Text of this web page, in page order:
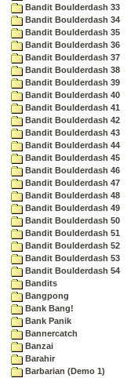
Bandit Boulderdash 33
Bandit Boulderdash 34
Bandit Boulderdash 35
Bandit Boulderdash 36
Bandit Boulderdash 37
Bandit Boulderdash 38
Bandit Boulderdash 39
Bandit Boulderdash 40
Bandit Boulderdash 41
Bandit Boulderdash 42
Bandit Boulderdash 43
Bandit Boulderdash 44
Bandit Boulderdash 45
Bandit Boulderdash 46
Bandit Boulderdash 47
Bandit Boulderdash 48
Bandit Boulderdash 49
Bandit Boulderdash 50
Bandit Boulderdash 51
Bandit Boulderdash 52
Bandit Boulderdash 53
Bandit Boulderdash 54
Bandits
Bangpong
Bank Bang!
Bank Panik
Bannercatch
Banzai
Barahir
Barbarian (Demo 1)